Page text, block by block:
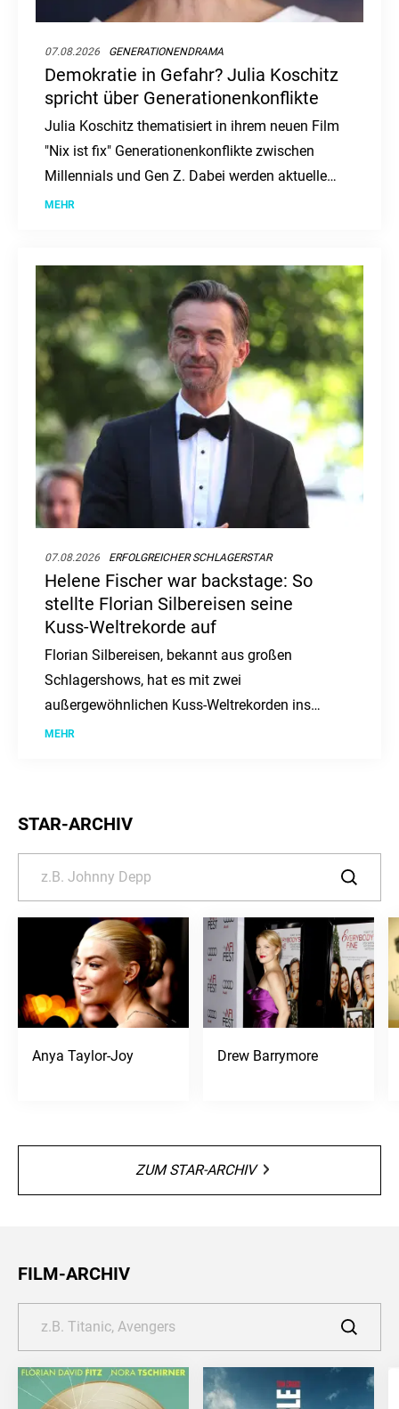
07.08.2026 GENERATIONENDRAMA
Demokratie in Gefahr? Julia Koschitz
spricht über Generationenkonflikte
Julia Koschitz thematisiert in ihrem neuen Film
"Nix ist fix" Generationenkonflikte zwischen
Millennials und Gen Z. Dabei werden aktuelle
gesellschaftliche und politische Themen
MEHR
07.08.2026 ERFOLGREICHER SCHLAGERSTAR
Helene Fischer war backstage: So
stellte Florian Silbereisen seine
Kuss-Weltrekorde auf
Florian Silbereisen, bekannt aus großen
Schlagershows, hat es mit zwei
außergewöhnlichen Kuss-Weltrekorden ins
"Guinness-Buch der Rekorde" geschafft. Wir
MEHR
STAR-ARCHIV
Anya Taylor-Joy Drew Barrymore
ZUM STAR-ARCHIV
FILM-ARCHIV